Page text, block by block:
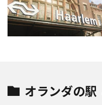
オランダの駅